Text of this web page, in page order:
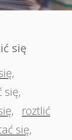
się
,
się,
,
roztlić
się,